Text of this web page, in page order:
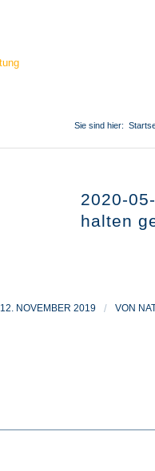
Sie sind hier:
2020-
halten
12. NOVEMBER 2019 / VON